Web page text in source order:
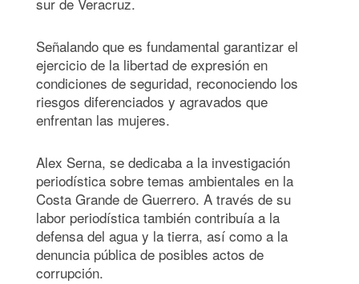
Señalando que es fundamental garantizar el
ejercicio de la libertad de expresión en
condiciones de seguridad, reconociendo los
riesgos diferenciados y agravados que
enfrentan las mujeres.
Alex Serna, se dedicaba a la investigación
periodística sobre temas ambientales en la
Costa Grande de Guerrero. A través de su
labor periodística también contribuía a la
defensa del agua y la tierra, así como a la
denuncia pública de posibles actos de
corrupción.